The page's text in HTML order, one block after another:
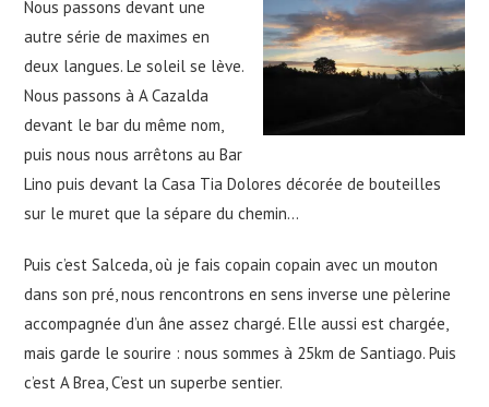
Nous passons devant une
autre série de maximes en
deux langues. Le soleil se lève.
Nous passons à A Cazalda
devant le bar du même nom,
puis nous nous arrêtons au Bar
Lino puis devant la Casa Tia Dolores décorée de bouteilles
sur le muret que la sépare du chemin…
Puis c’est Salceda, où je fais copain copain avec un mouton
dans son pré, nous rencontrons en sens inverse une pèlerine
accompagnée d’un âne assez chargé. Elle aussi est chargée,
mais garde le sourire : nous sommes à 25km de Santiago. Puis
c’est A Brea, C’est un superbe sentier.